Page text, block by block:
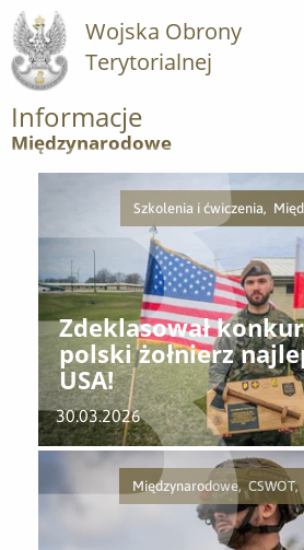
Wojska Obrony
Terytorialnej
Informacje
Międzynarodowe
Szkolenia i ćwiczenia,
Zdeklasował
polski żołnierz
USA!
30.03.2026
Międzynarodowe,